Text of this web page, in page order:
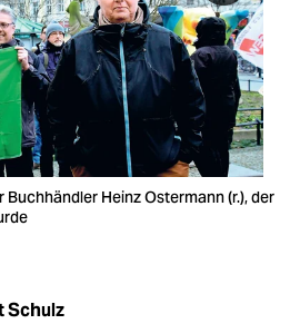
Heinz Ostermann (r.), der
Schulz